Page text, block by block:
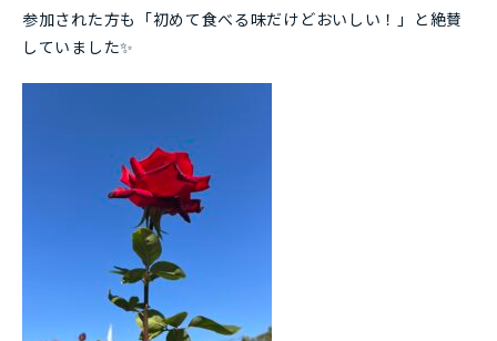
参加された方も「初めて食べる味だけどおいしい！」と絶賛
していました✨